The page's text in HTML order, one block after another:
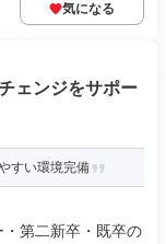
気になる
ェンジをサポー
すい環境完備
第二新卒・既卒の